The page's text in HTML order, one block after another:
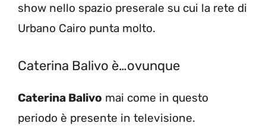
show nello spazio preserale su cui la rete di
Urbano Cairo punta molto.
Caterina Balivo è…ovunque
Caterina Balivo mai come in questo
periodo è presente in televisione.